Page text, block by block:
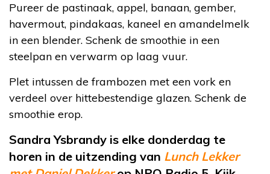
Pureer de pastinaak, appel, banaan, gember,
havermout, pindakaas, kaneel en amandelmelk
in een blender. Schenk de smoothie in een
steelpan en verwarm op laag vuur.
Plet intussen de frambozen met een vork en
verdeel over hittebestendige glazen. Schenk de
smoothie erop.
Sandra Ysbrandy is elke donderdag te
horen in de uitzending van Lunch Lekker